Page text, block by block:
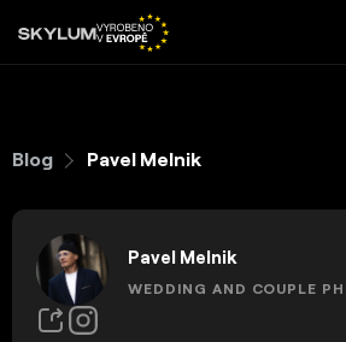
Blog Pavel Melnik
Pavel Melnik
WEDDING AND COUPLE